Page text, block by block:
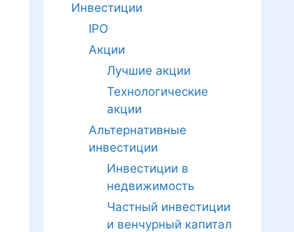
Инвестиции
IPO
Акции
Лучшие акции
Технологические
акции
Альтернативные
инвестиции
Инвестиции в
недвижимость
Частный инвестиции
и венчурный капитал